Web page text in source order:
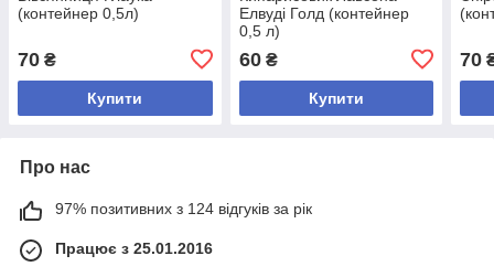
(контейнер 0,5л)
70 ₴
Купити
Елвуді Голд (контейнер
0,5 л)
60₴
Купити
70
Про нас
97% позитивних з 124 відгуків за рік
Працює з 25.01.2016